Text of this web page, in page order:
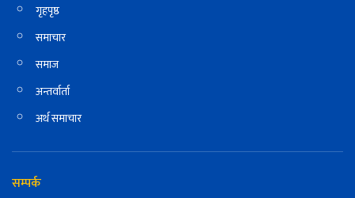
गृहपृष्ठ
समाचार
समाज
अन्तर्वार्ता
अर्थ समाचार
सम्पर्क